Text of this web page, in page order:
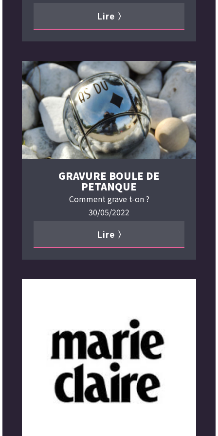
Lire 〉
GRAVURE BOULE DE
PETANQUE
Comment grave t-on ?
30/05/2022
Lire 〉